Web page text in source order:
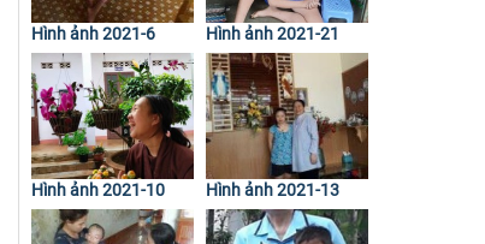
Hình ảnh 2021-6 Hình ảnh 2021-21
Hình ảnh 2021-10 Hình ảnh 2021-13